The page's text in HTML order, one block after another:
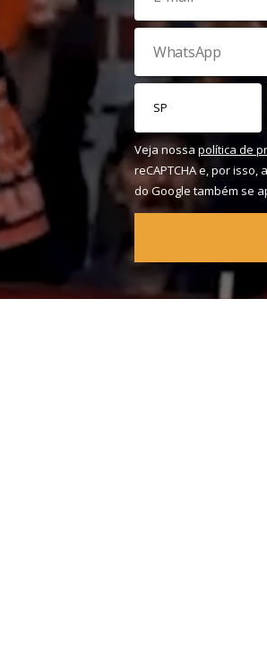
Veja nossa política de
reCAPTCHA e, por isso, a
do Google também se